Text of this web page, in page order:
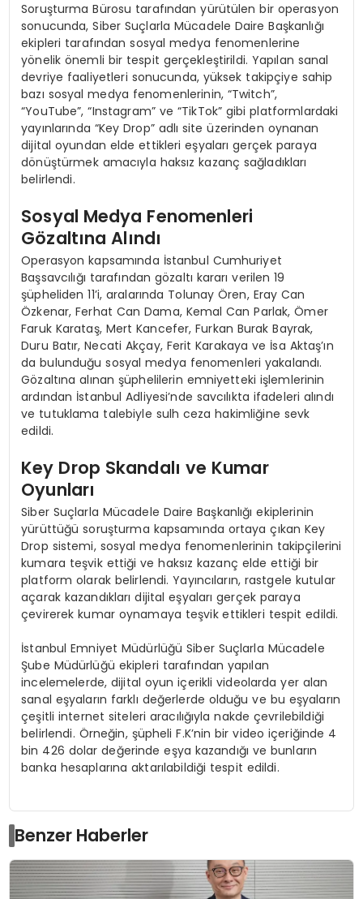
Soruşturma Bürosu tarafından yürütülen bir operasyon
sonucunda, Siber Suçlarla Mücadele Daire Başkanlığı
ekipleri tarafından sosyal medya fenomenlerine
yönelik önemli bir tespit gerçekleştirildi. Yapılan sanal
devriye faaliyetleri sonucunda, yüksek takipçiye sahip
bazı sosyal medya fenomenlerinin, “Twitch”,
“YouTube”, “Instagram” ve “TikTok” gibi platformlardaki
yayınlarında “Key Drop” adlı site üzerinden oynanan
dijital oyundan elde ettikleri eşyaları gerçek paraya
dönüştürmek amacıyla haksız kazanç sağladıkları
belirlendi.
Sosyal Medya Fenomenleri
Gözaltına Alındı
Operasyon kapsamında İstanbul Cumhuriyet
Başsavcılığı tarafından gözaltı kararı verilen 19
şüpheliden 11’i, aralarında Tolunay Ören, Eray Can
Özkenar, Ferhat Can Dama, Kemal Can Parlak, Ömer
Faruk Karataş, Mert Kancefer, Furkan Burak Bayrak,
Duru Batır, Necati Akçay, Ferit Karakaya ve İsa Aktaş’ın
da bulunduğu sosyal medya fenomenleri yakalandı.
Gözaltına alınan şüphelilerin emniyetteki işlemlerinin
ardından İstanbul Adliyesi’nde savcılıkta ifadeleri alındı
ve tutuklama talebiyle sulh ceza hakimliğine sevk
edildi.
Key Drop Skandalı ve Kumar
Oyunları
Siber Suçlarla Mücadele Daire Başkanlığı ekiplerinin
yürüttüğü soruşturma kapsamında ortaya çıkan Key
Drop sistemi, sosyal medya fenomenlerinin takipçilerini
kumara teşvik ettiği ve haksız kazanç elde ettiği bir
platform olarak belirlendi. Yayıncıların, rastgele kutular
açarak kazandıkları dijital eşyaları gerçek paraya
çevirerek kumar oynamaya teşvik ettikleri tespit edildi.
İstanbul Emniyet Müdürlüğü Siber Suçlarla Mücadele
Şube Müdürlüğü ekipleri tarafından yapılan
incelemelerde, dijital oyun içerikli videolarda yer alan
sanal eşyaların farklı değerlerde olduğu ve bu eşyaların
çeşitli internet siteleri aracılığıyla nakde çevrilebildiği
belirlendi. Örneğin, şüpheli F.K’nin bir video içeriğinde 4
bin 426 dolar değerinde eşya kazandığı ve bunların
banka hesaplarına aktarılabildiği tespit edildi.
Benzer Haberler